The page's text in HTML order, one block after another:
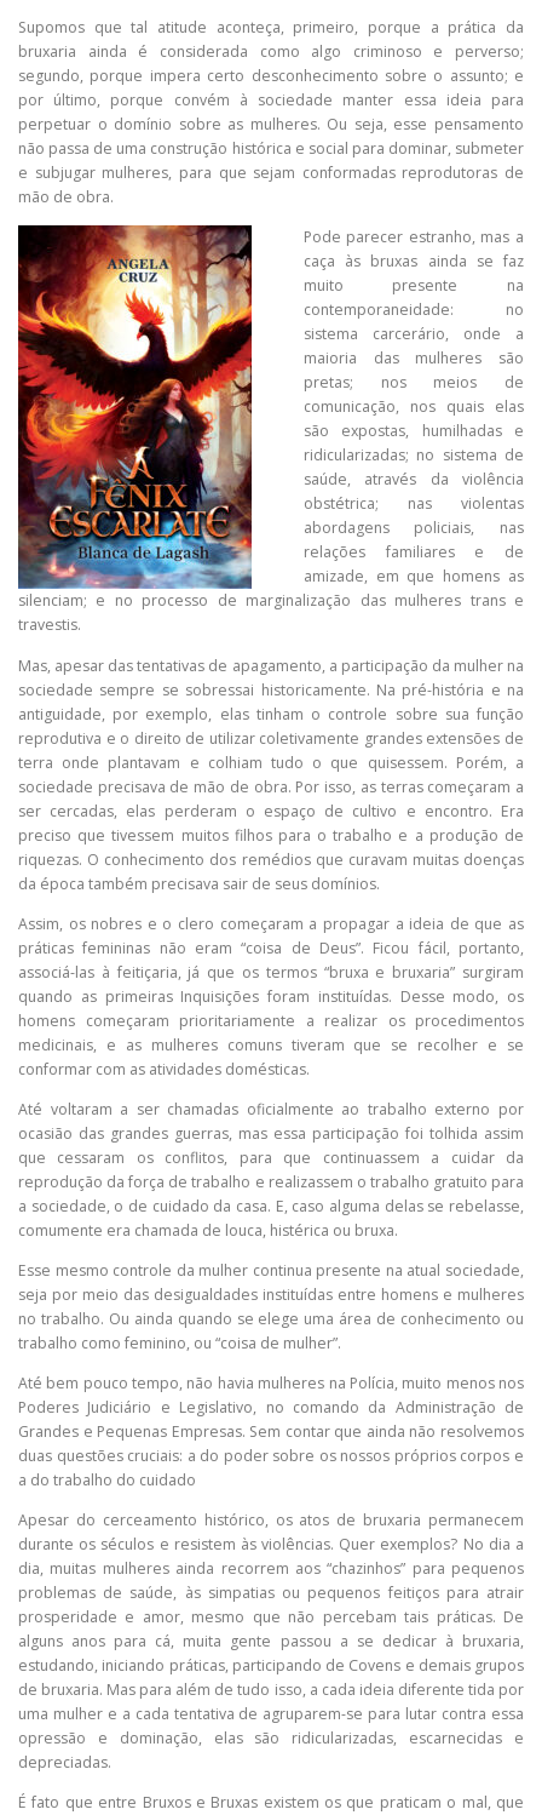
Supomos que tal atitude aconteça, primeiro, porque a prática da
bruxaria ainda é considerada como algo criminoso e perverso;
segundo, porque impera certo desconhecimento sobre o assunto; e
por último, porque convém à sociedade manter essa ideia para
perpetuar o domínio sobre as mulheres. Ou seja, esse pensamento
não passa de uma construção histórica e social para dominar, submeter
e subjugar mulheres, para que sejam conformadas reprodutoras de
mão de obra.
Pode parecer estranho, mas a
caça às bruxas ainda se faz
muito presente na
contemporaneidade: no
sistema carcerário, onde a
maioria das mulheres são
pretas; nos meios de
comunicação, nos quais elas
são expostas, humilhadas e
ridicularizadas; no sistema de
saúde, através da violência
obstétrica; nas violentas
abordagens policiais, nas
relações familiares e de
amizade, em que homens as
silenciam; e no processo de marginalização das mulheres trans e
travestis.
Mas, apesar das tentativas de apagamento, a participação da mulher na
sociedade sempre se sobressai historicamente. Na pré-história e na
antiguidade, por exemplo, elas tinham o controle sobre sua função
reprodutiva e o direito de utilizar coletivamente grandes extensões de
terra onde plantavam e colhiam tudo o que quisessem. Porém, a
sociedade precisava de mão de obra. Por isso, as terras começaram a
ser cercadas, elas perderam o espaço de cultivo e encontro. Era
preciso que tivessem muitos filhos para o trabalho e a produção de
riquezas. O conhecimento dos remédios que curavam muitas doenças
da época também precisava sair de seus domínios.
Assim, os nobres e o clero começaram a propagar a ideia de que as
práticas femininas não eram “coisa de Deus”. Ficou fácil, portanto,
associá-las à feitiçaria, já que os termos “bruxa e bruxaria” surgiram
quando as primeiras Inquisições foram instituídas. Desse modo, os
homens começaram prioritariamente a realizar os procedimentos
medicinais, e as mulheres comuns tiveram que se recolher e se
conformar com as atividades domésticas.
Até voltaram a ser chamadas oficialmente ao trabalho externo por
ocasião das grandes guerras, mas essa participação foi tolhida assim
que cessaram os conflitos, para que continuassem a cuidar da
reprodução da força de trabalho e realizassem o trabalho gratuito para
a sociedade, o de cuidado da casa. E, caso alguma delas se rebelasse,
comumente era chamada de louca, histérica ou bruxa.
Esse mesmo controle da mulher continua presente na atual sociedade,
seja por meio das desigualdades instituídas entre homens e mulheres
no trabalho. Ou ainda quando se elege uma área de conhecimento ou
trabalho como feminino, ou “coisa de mulher”.
Até bem pouco tempo, não havia mulheres na Polícia, muito menos nos
Poderes Judiciário e Legislativo, no comando da Administração de
Grandes e Pequenas Empresas. Sem contar que ainda não resolvemos
duas questões cruciais: a do poder sobre os nossos próprios corpos e
a do trabalho do cuidado
Apesar do cerceamento histórico, os atos de bruxaria permanecem
durante os séculos e resistem às violências. Quer exemplos? No dia a
dia, muitas mulheres ainda recorrem aos “chazinhos” para pequenos
problemas de saúde, às simpatias ou pequenos feitiços para atrair
prosperidade e amor, mesmo que não percebam tais práticas. De
alguns anos para cá, muita gente passou a se dedicar à bruxaria,
estudando, iniciando práticas, participando de Covens e demais grupos
de bruxaria. Mas para além de tudo isso, a cada ideia diferente tida por
uma mulher e a cada tentativa de agruparem-se para lutar contra essa
opressão e dominação, elas são ridicularizadas, escarnecidas e
depreciadas.
É fato que entre Bruxos e Bruxas existem os que praticam o mal, que